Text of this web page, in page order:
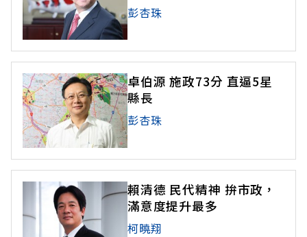
彭杏珠
卓伯源 施政73分 直逼5星
縣長
彭杏珠
賴清德 民代精神 拚市政，
滿意度提升最多
柯曉翔